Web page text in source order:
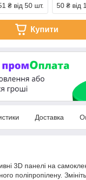
₴ від 50 шт. 50 ₴ від
Купити
Доставка
3D панелі на
поліпропілену.